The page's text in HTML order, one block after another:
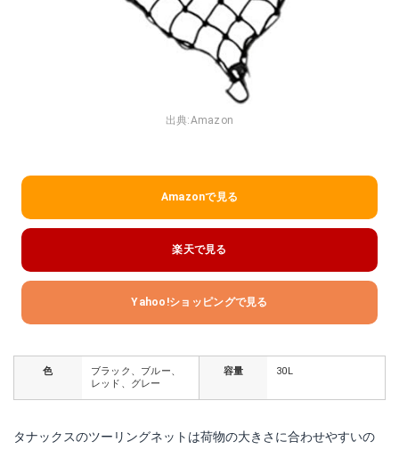
出典:Amazon
Amazonで見る
楽天で見る
Yahoo!ショッピングで見る
色
ブラック、ブルー、
レッド、グレー
容量 30L
タナックスのツーリングネットは荷物の大きさに合わせやすいの